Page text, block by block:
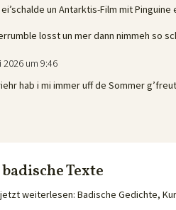
un Antarktis-Film mit Pinguine
losst un mer dann nimmeh so
2026 um 9:46
hab i mi immer uff de Sommer
Texte
weiterlesen: Badische Gedichte,